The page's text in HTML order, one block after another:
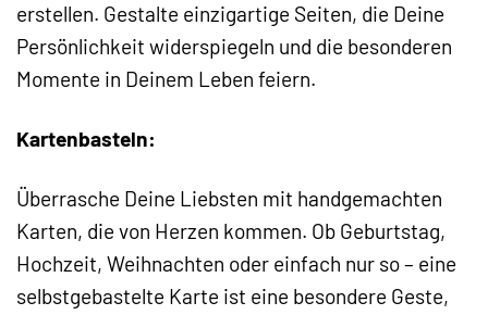
erstellen. Gestalte einzigartige Seiten, die Deine
Persönlichkeit widerspiegeln und die besonderen
Momente in Deinem Leben feiern.
Kartenbasteln:
Überrasche Deine Liebsten mit handgemachten
Karten, die von Herzen kommen. Ob Geburtstag,
Hochzeit, Weihnachten oder einfach nur so – eine
selbstgebastelte Karte ist eine besondere Geste,